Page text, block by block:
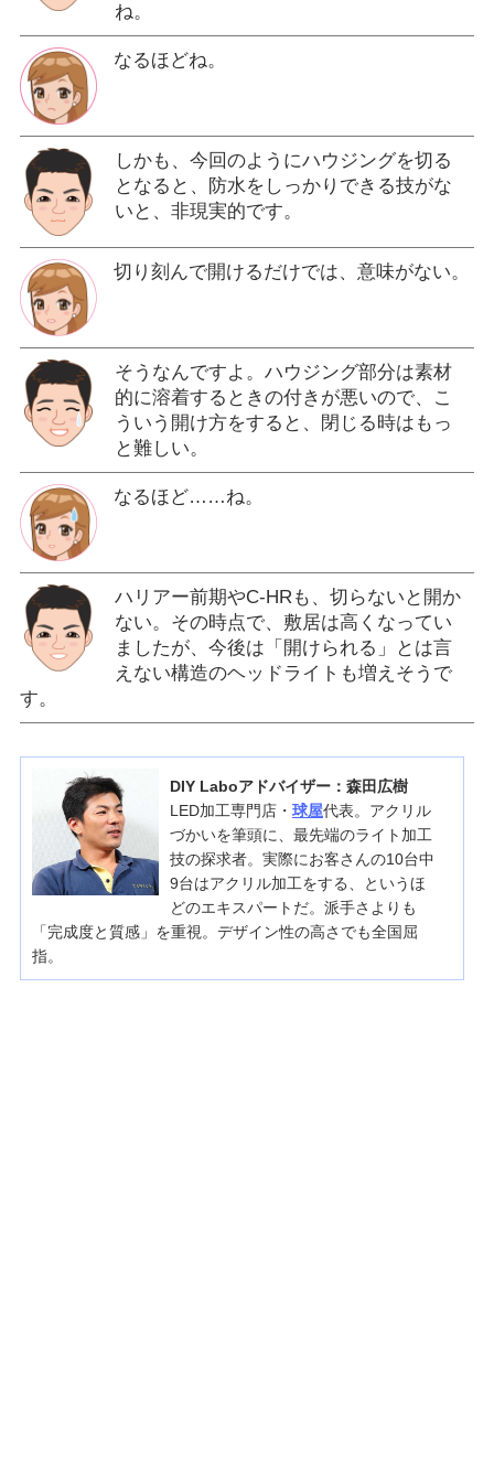
ね。
なるほどね。
しかも、今回のようにハウジングを切る
となると、防水をしっかりできる技がな
いと、非現実的です。
切り刻んで開けるだけでは、意味がない。
そうなんですよ。ハウジング部分は素材
的に溶着するときの付きが悪いので、こ
ういう開け方をすると、閉じる時はもっ
と難しい。
なるほど……ね。
ハリアー前期やC-HRも、切らないと開か
ない。その時点で、敷居は高くなってい
ましたが、今後は「開けられる」とは言
えない構造のヘッドライトも増えそうで
す。
DIY Laboアドバイザー：森田広樹
LED加工専門店・ 球屋代表。アクリル
づかいを筆頭に、最先端のライト加工
技の探求者。実際にお客さんの10台中
9台はアクリル加工をする、というほ
どのエキスパートだ。派手さよりも
「完成度と質感」を重視。デザイン性の高さでも全国屈
指。